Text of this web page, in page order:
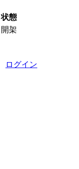
状態
開架
ログイン